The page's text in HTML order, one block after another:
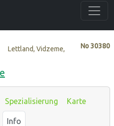
No30380
Lettland, Vidzeme,
Spezialisierung Karte
Info